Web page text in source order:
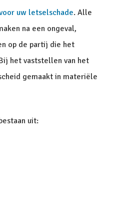
uw letselschade. Alle
na een ongeval,
op de partij die het
het vaststellen van het
gemaakt in materiële
uit: